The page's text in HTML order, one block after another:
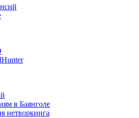
в Баянголе
нетворкинга